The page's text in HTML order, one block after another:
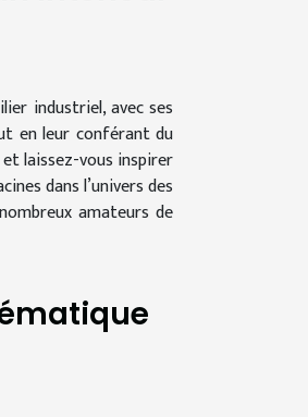
industriel, avec ses
en leur conférant du
laissez-vous inspirer
dans l’univers des
amateurs de